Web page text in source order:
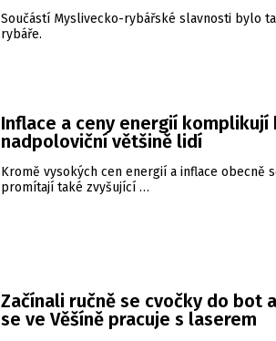
Součástí Myslivecko-rybářské slavnosti bylo
rybáře.
Inflace a ceny energií komplikují
nadpoloviční většině lidí
Kromě vysokých cen energií a inflace obecně
promítají také zvyšující …
Začínali ručně se cvočky do bot
se ve Věšíně pracuje s laserem